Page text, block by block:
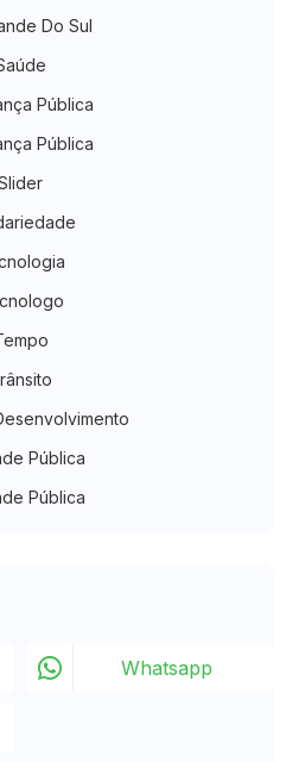
Do Sul
Pública
Pública
Pública
Pública
Whatsapp